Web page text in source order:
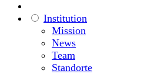
Institution
Mission
News
Team
Standorte